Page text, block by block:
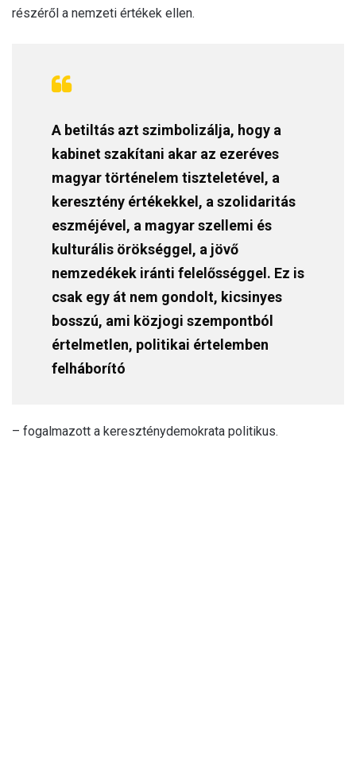
részéről a nemzeti értékek ellen.
A betiltás azt szimbolizálja, hogy a
kabinet szakítani akar az ezeréves
magyar történelem tiszteletével, a
keresztény értékekkel, a szolidaritás
eszméjével, a magyar szellemi és
kulturális örökséggel, a jövő
nemzedékek iránti felelősséggel. Ez is
csak egy át nem gondolt, kicsinyes
bosszú, ami közjogi szempontból
értelmetlen, politikai értelemben
felháborító
– fogalmazott a kereszténydemokrata politikus.